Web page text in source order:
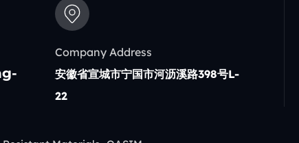
Company Address
安徽省宣城市宁国市河沥溪路398号L-
22